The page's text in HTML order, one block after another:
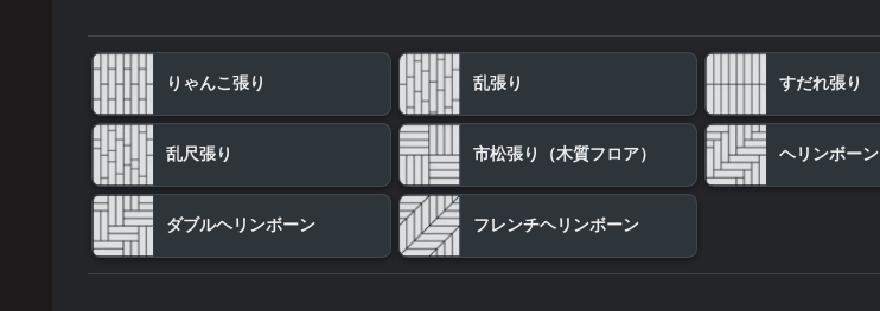
りゃんこ張り 乱張り すだれ張り
乱尺張り 市松張り（木質フロア） ヘリンボーン
ダブルヘリンボーン フレンチヘリンボーン